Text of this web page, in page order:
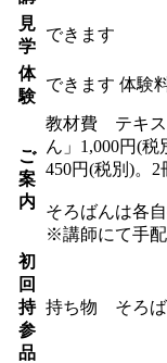
見
学
できます
体
験
できます 体験
ご
案
内
教材費 テキス
ん」1,000円(
450円(税別)。2
そろばんは各
※講師にて手配
初
回
持
参
品
持ち物 そろば